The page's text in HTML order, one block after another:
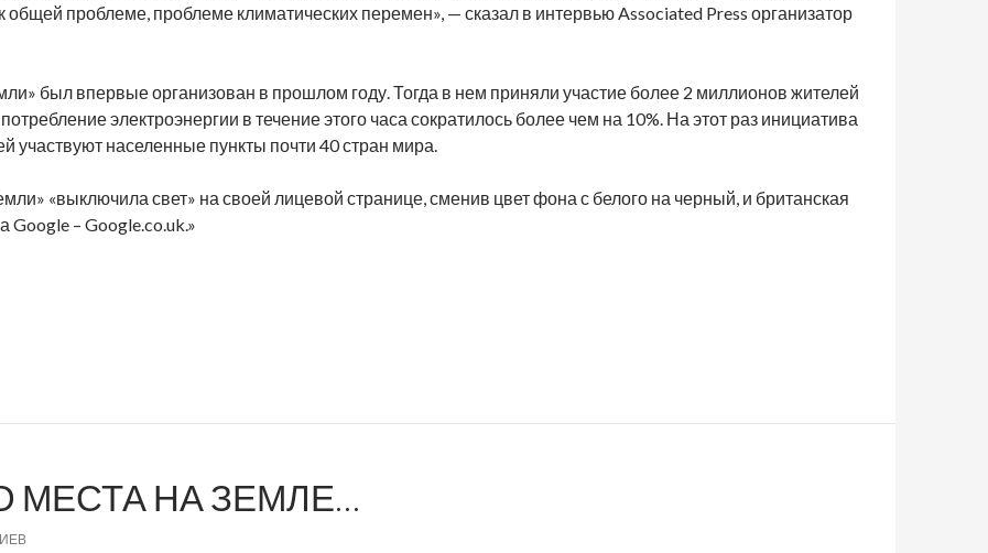
общей проблеме, проблеме климатических перемен», — сказал в интервью Associated Press организатор
был впервые организован в прошлом году. Тогда в нем приняли участие более 2 миллионов жителей
электроэнергии в течение этого часа сократилось более чем на 10%. На этот раз инициатива
участвуют населенные пункты почти 40 стран мира.
«выключила свет» на своей лицевой странице, сменив цвет фона с белого на черный, и британская
Google – Google.co.uk.»
МЕСТА НА ЗЕМЛЕ…